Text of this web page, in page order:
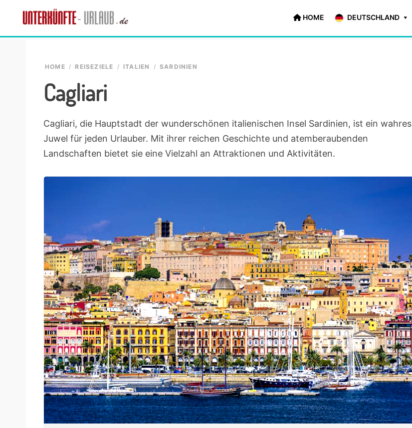
primary
main
primary
footerUnterkünfte-
finde
passende
Unterkunft
HOME DEUTSCHLAND
HOME / REISEZIELE / ITALIEN / SARDINIEN
Cagliari
Cagliari, die Hauptstadt der wunderschönen italienischen Insel Sardinien, ist ein wahres
Juwel für jeden Urlauber. Mit ihrer reichen Geschichte und atemberaubenden
Landschaften bietet sie eine Vielzahl an Attraktionen und Aktivitäten.